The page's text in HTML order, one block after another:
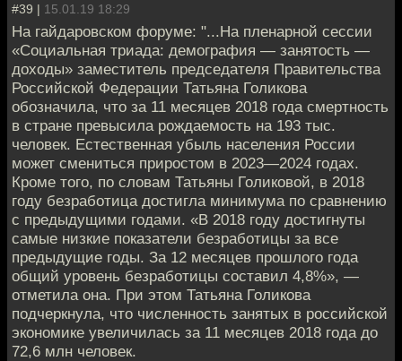
#39 | 15.01.19 18:29
На гайдаровском форуме: "...На пленарной сессии
«Социальная триада: демография — занятость —
доходы» заместитель председателя Правительства
Российской Федерации Татьяна Голикова
обозначила, что за 11 месяцев 2018 года смертность
в стране превысила рождаемость на 193 тыс.
человек. Естественная убыль населения России
может смениться приростом в 2023—2024 годах.
Кроме того, по словам Татьяны Голиковой, в 2018
году безработица достигла минимума по сравнению
с предыдущими годами. «В 2018 году достигнуты
самые низкие показатели безработицы за все
предыдущие годы. За 12 месяцев прошлого года
общий уровень безработицы составил 4,8%», —
отметила она. При этом Татьяна Голикова
подчеркнула, что численность занятых в российской
экономике увеличилась за 11 месяцев 2018 года до
72,6 млн человек.